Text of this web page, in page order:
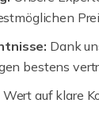
Dank
bestens
auf klare